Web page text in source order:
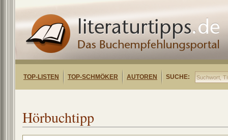
TOP-LISTEN TOP-SCHMÖKER AUTOREN SUCHE:
Hörbuchtipp